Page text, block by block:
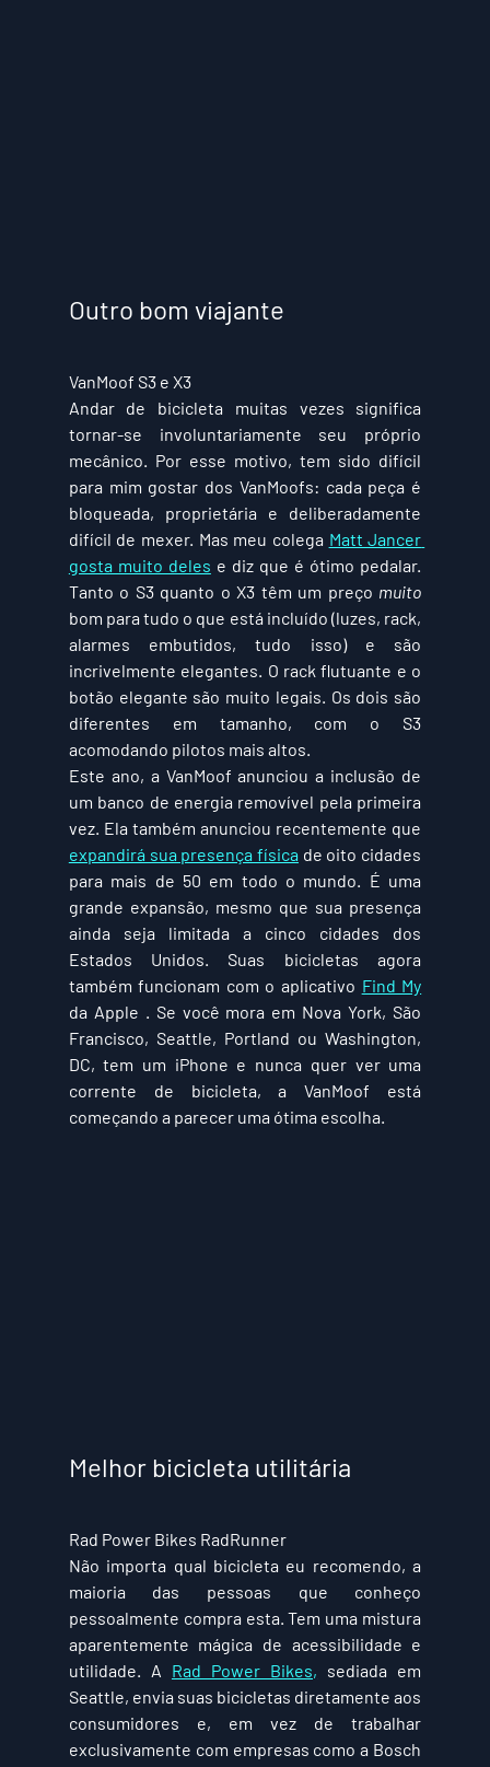
Outro bom viajante
VanMoof S3 e X3
Andar de bicicleta muitas vezes significa
tornar-se involuntariamente seu próprio
mecânico. Por esse motivo, tem sido difícil
para mim gostar dos VanMoofs: cada peça é
bloqueada, proprietária e deliberadamente
difícil de mexer. Mas meu colega Matt Jancer
gosta muito deles e diz que é ótimo pedalar.
Tanto o S3 quanto o X3 têm um preço muito
bom para tudo o que está incluído (luzes, rack,
alarmes embutidos, tudo isso) e são
incrivelmente elegantes. O rack flutuante e o
botão elegante são muito legais. Os dois são
diferentes em tamanho, com o S3
acomodando pilotos mais altos.
Este ano, a VanMoof anunciou a inclusão de
um banco de energia removível pela primeira
expandirá sua presença física de oito cidades
para mais de 50 em todo o mundo. É uma
grande expansão, mesmo que sua presença
ainda seja limitada a cinco cidades dos
Estados Unidos. Suas bicicletas agora
também funcionam com o aplicativo Find My
da Apple . Se você mora em Nova York, São
Francisco, Seattle, Portland ou Washington,
DC, tem um iPhone e nunca quer ver uma
corrente de bicicleta, a VanMoof está
começando a parecer uma ótima escolha.
Melhor bicicleta utilitária
Rad Power Bikes RadRunner
Não importa qual bicicleta eu recomendo, a
maioria das pessoas que conheço
pessoalmente compra esta. Tem uma mistura
aparentemente mágica de acessibilidade e
utilidade. A Rad Power Bikes, sediada em
Seattle, envia suas bicicletas diretamente aos
consumidores e, em vez de trabalhar
exclusivamente com empresas como a Bosch